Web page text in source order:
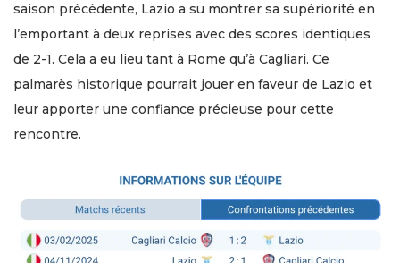
saison précédente, Lazio a su montrer sa supériorité en
l’emportant à deux reprises avec des scores identiques
de 2-1. Cela a eu lieu tant à Rome qu’à Cagliari. Ce
palmarès historique pourrait jouer en faveur de Lazio et
leur apporter une confiance précieuse pour cette
rencontre.